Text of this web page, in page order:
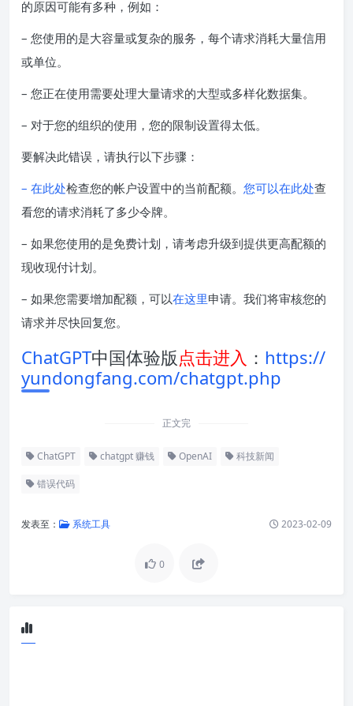
的原因可能有多种，例如：
– 您使用的是大容量或复杂的服务，每个请求消耗大量信用
或单位。
– 您正在使用需要处理大量请求的大型或多样化数据集。
– 对于您的组织的使用，您的限制设置得太低。
要解决此错误，请执行以下步骤：
– 在此处检查您的帐户设置中的当前配额。 您可以在此处查
看您的请求消耗了多少令牌。
– 如果您使用的是免费计划，请考虑升级到提供更高配额的
现收现付计划。
– 如果您需要增加配额，可以在这里申请。我们将审核您的
请求并尽快回复您。
ChatGPT中国体验版点击进入 ： https://
yundongfang.com/chatgpt.php
正文完
ChatGPT chatgpt 赚钱 OpenAI 科技新闻
错误代码
发表至： 系统工具 2023-02-09
0